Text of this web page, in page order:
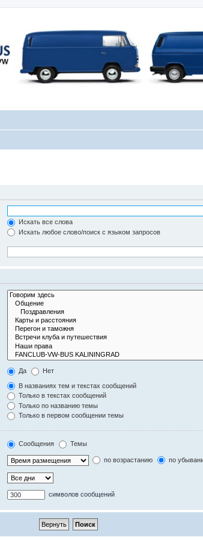
Искать все слова
Искать любое слово/поиск с языком запросов
Да Нет
В названиях тем и текстах сообщений
Только в текстах сообщений
Только по названию темы
Только в первом сообщении темы
Сообщения Темы
по возрастанию по
символов сообщений